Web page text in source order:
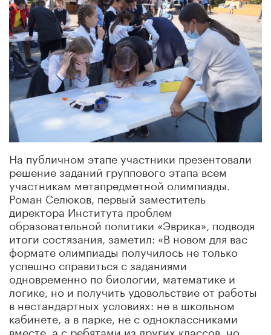
На публичном этапе участники презентовали
решение заданий группового этапа всем
участникам метапредметной олимпиады.
Роман Селюков, первый заместитель
директора Института проблем
образовательной политики «Эврика», подводя
итоги состязания, заметил: «В новом для вас
формате олимпиады получилось не только
успешно справиться с заданиями
одновременно по биологии, математике и
логике, но и получить удовольствие от работы
в нестандартных условиях: не в школьном
кабинете, а в парке, не с одноклассниками
вместе, а с ребятами из других классов, но